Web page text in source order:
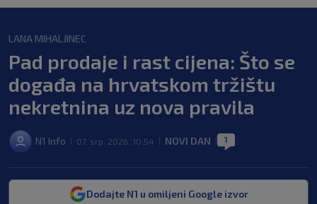
LANA MIHALJINEC
Pad prodaje i rast cijena: Što se
događa na hrvatskom tržištu
nekretnina uz nova pravila
N1 Info 07. srp. 2026. 10:54 NOVI DAN 1
Dodajte N1 u omiljeni Google izvor